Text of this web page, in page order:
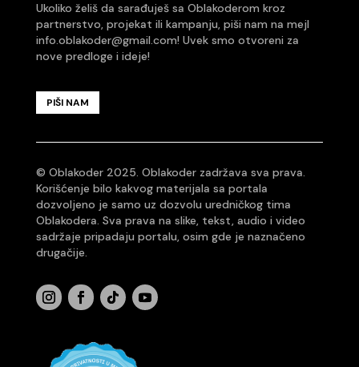
Ukoliko želiš da sarađuješ sa Oblakoderom kroz
partnerstvo, projekat ili kampanju, piši nam na mejl
info.oblakoder@gmail.com! Uvek smo otvoreni za
nove predloge i ideje!
PIŠI NAM
© Oblakoder 2025. Oblakoder zadržava sva prava.
Korišćenje bilo kakvog materijala sa portala
dozvoljeno je samo uz dozvolu uredničkog tima
Oblakodera. Sva prava na slike, tekst, audio i video
sadržaje pripadaju portalu, osim gde je naznačeno
drugačije.